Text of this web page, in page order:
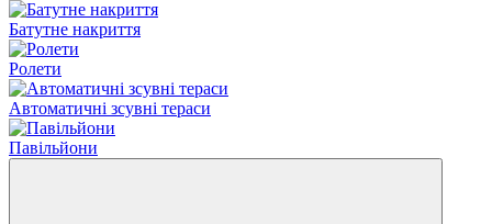
Батутне накриття
Ролети
Автоматичні зсувні тераси
Павільйони